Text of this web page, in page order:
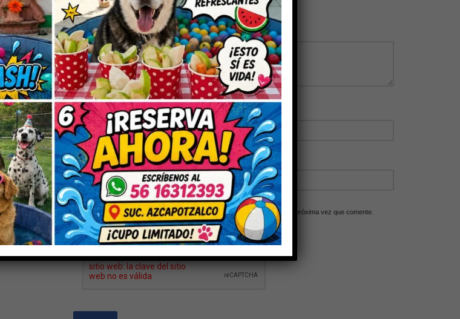
Tu puntuación
Tu valoración*
Nombre*
Correo electrónico
Guarda mi nombre, correo electrónico y web en este navegador para la próxima vez que comente.